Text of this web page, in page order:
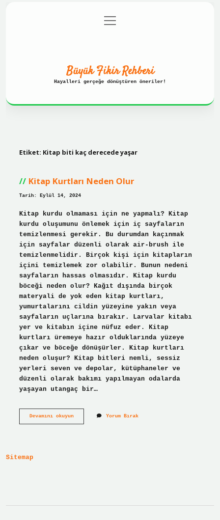
Gizlilik Politikası
menüyü
aç
Büyük Fikir Rehberi
Hayalleri gerçeğe dönüştüren öneriler!
Etiket: Kitap biti kaç derecede yaşar
Kitap Kurtları Neden Olur
Tarih: Eylül 14, 2024
Kitap kurdu olmaması için ne yapmalı? Kitap
kurdu oluşumunu önlemek için iç sayfaların
temizlenmesi gerekir. Bu durumdan kaçınmak
için sayfalar düzenli olarak air-brush ile
temizlenmelidir. Birçok kişi için kitapların
içini temizlemek zor olabilir. Bunun nedeni
sayfaların hassas olmasıdır. Kitap kurdu
böceği neden olur? Kağıt dışında birçok
materyali de yok eden kitap kurtları,
yumurtalarını cildin yüzeyine yakın veya
sayfaların uçlarına bırakır. Larvalar kitabı
yer ve kitabın içine nüfuz eder. Kitap
kurtları üremeye hazır olduklarında yüzeye
çıkar ve böceğe dönüşürler. Kitap kurtları
neden oluşur? Kitap bitleri nemli, sessiz
yerleri seven ve depolar, kütüphaneler ve
düzenli olarak bakımı yapılmayan odalarda
yaşayan utangaç bir…
Devamını okuyunKitap
Yorum Bırak
Sitemap